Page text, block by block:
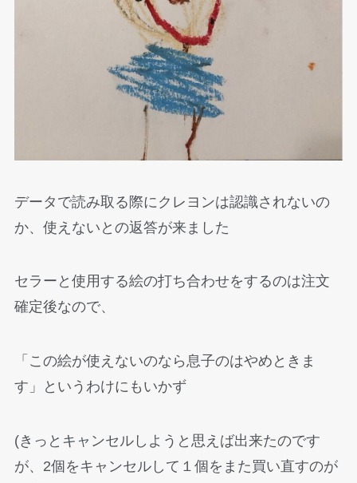
データで読み取る際にクレヨンは認識されないの
か、使えないとの返答が来ました
セラーと使用する絵の打ち合わせをするのは注文
確定後なので、
「この絵が使えないのなら息子のはやめときま
す」というわけにもいかず
(きっとキャンセルしようと思えば出来たのです
が、2個をキャンセルして１個をまた買い直すのが